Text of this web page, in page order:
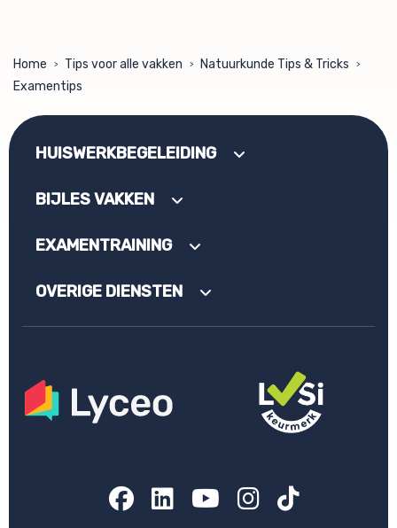
Home > Tips voor alle vakken > Natuurkunde Tips & Tricks >
Examentips
HUISWERKBEGELEIDING
BIJLES VAKKEN
EXAMENTRAINING
OVERIGE DIENSTEN
Facebook
LinkedIn
YouTube
Instagram
TikTok